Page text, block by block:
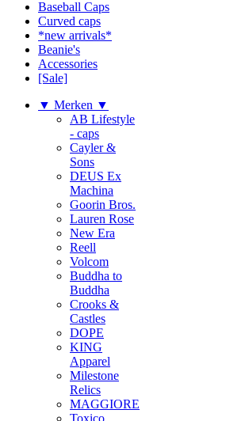
Baseball Caps
Curved caps
*new arrivals*
Beanie's
Accessories
[Sale]
▼ Merken ▼
AB Lifestyle
- caps
Cayler &
Sons
DEUS Ex
Machina
Goorin Bros.
Lauren Rose
New Era
Reell
Volcom
Buddha to
Buddha
Crooks &
Castles
DOPE
KING
Apparel
Milestone
Relics
MAGGIORE
Toxico